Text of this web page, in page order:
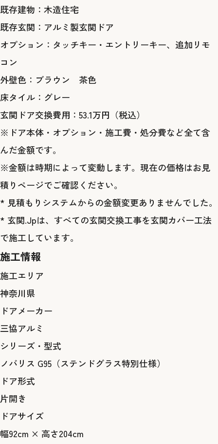
既存建物：木造住宅
既存玄関：アルミ製玄関ドア
オプション：タッチキー・エントリーキー、追加リモ
コン
外壁色：ブラウン 茶色
床タイル：グレー
玄関ドア交換費用：53.1万円 （税込）
※ドア本体・オプション・施工費・処分費など全て含
んだ金額です。
※金額は時期によって変動します。現在の価格はお見
積りページでご確認ください。
* 見積もりシステムからの金額変更ありませんでした。
* 玄関.Jpは、すべての玄関交換工事を玄関カバー工法
で施工しています。
施工情報
施工エリア
神奈川県
ドアメーカー
三協アルミ
シリーズ・型式
ノバリス G95（ステンドグラス特別仕様）
ドア形式
片開き
ドアサイズ
幅92cm × 高さ204cm